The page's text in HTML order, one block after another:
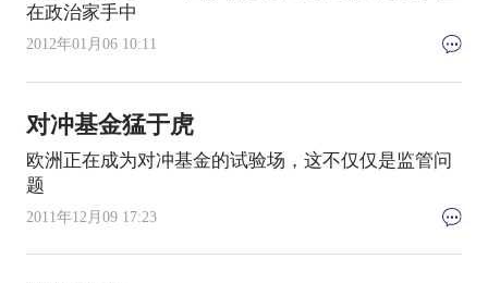
在政治家手中
2012年01月06 10:11
对冲基金猛于虎
欧洲正在成为对冲基金的试验场，这不仅仅是监管问
题
2011年12月09 17:23